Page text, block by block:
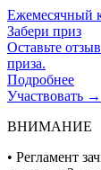
Ежемесячный
Забери приз
Оставьте
приза.
Подробнее
Участвовать →
ВНИМАНИЕ
• Регламент